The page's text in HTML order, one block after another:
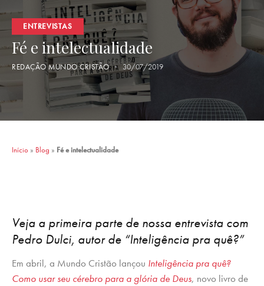
ENTREVISTAS
Fé e intelectualidade
REDAÇÃO MUNDO CRISTÃO 30/07/2019
Início » Blog » Fé e intelectualidade
Veja a primeira parte de nossa entrevista com
Pedro Dulci, autor de “Inteligência pra quê?”
Em abril, a Mundo Cristão lançou Inteligência pra quê?
Como usar seu cérebro para a glória de Deus, novo livro de